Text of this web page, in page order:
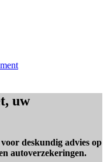
uw
deskundig advies op
autoverzekeringen.